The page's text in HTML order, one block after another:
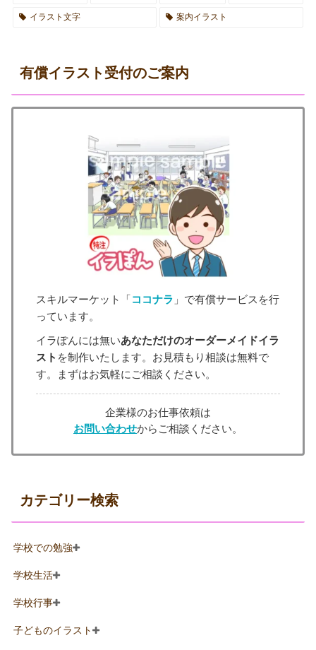
イラスト文字 案内イラスト
有償イラスト受付のご案内
スキルマーケット「 ココナラ 」で有償サービスを行
っています。
イラぽんには無いあなただけのオーダーメイドイラ
スト を制作いたします。お見積もり相談は無料で
す。まずはお気軽にご相談ください。
企業様のお仕事依頼は
お問い合わせからご相談ください。
カテゴリー検索
学校での勉強
学校生活
学校行事
子どものイラスト